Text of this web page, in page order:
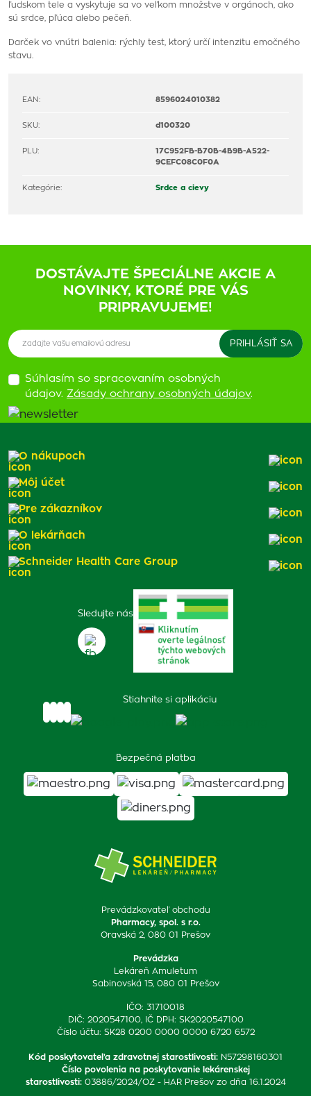
ľudskom tele a vyskytuje sa vo veľkom množstve v orgánoch, ako
sú srdce, pľúca alebo pečeň.
Darček vo vnútri balenia: rýchly test, ktorý určí intenzitu emočného
stavu.
EAN: 8596024010382
SKU: d100320
PLU:
17C952FB-B70B-4B9B-A522-
9CEFC08C0F0A
Kategórie: Srdce a cievy
DOSTÁVAJTE ŠPECIÁLNE AKCIE A
NOVINKY, KTORÉ PRE VÁS
PRIPRAVUJEME!
Súhlasím so spracovaním osobných
údajov. Zásady ochrany osobných údajov.
Prevádzkovateľ obchodu
Pharmacy, spol. s r.o.
Oravská 2, 080 01 Prešov
Prevádzka
Lekáreň Amuletum
Sabinovská 15, 080 01 Prešov
IČO: 31710018
DIČ: 2020547100, IČ DPH: SK2020547100
Číslo účtu: SK28 0200 0000 0000 6720 6572
Kód poskytovateľa zdravotnej starostlivosti: N57298160301
Číslo povolenia na poskytovanie lekárenskej
starostlivosti: 03886/2024/OZ - HAR Prešov zo dňa 16.1.2024
Sledujte nás
Stiahnite si aplikáciu
Bezpečná platba
O nákupoch
Môj účet
Pre zákazníkov
O lekárňach
Schneider Health Care Group